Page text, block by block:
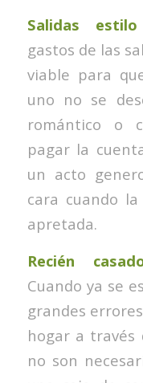
Salidas estilo
gastos de las
viable para
uno no se
romántico o
pagar la
un acto
cara cuando
apretada.
Recién
Cuando ya se
grandes
hogar a través
no son